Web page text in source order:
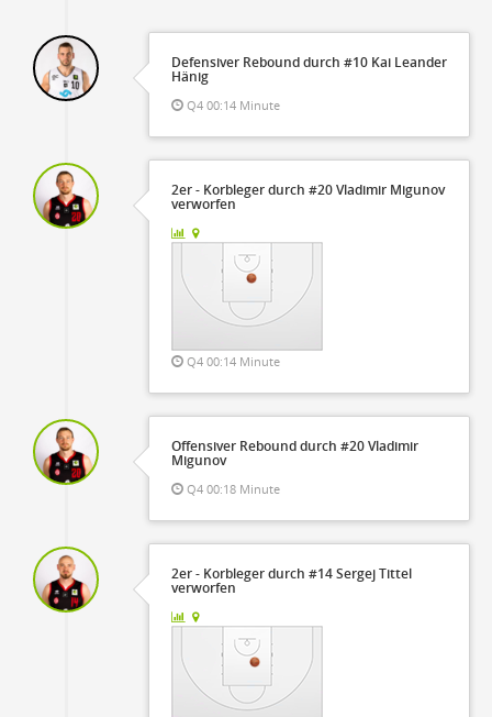
Defensiver Rebound durch #10 Kai Leander
Hänig
Q4 00:14 Minute
2er - Korbleger durch #20 Vladimir Migunov
verworfen
Q4 00:14 Minute
Offensiver Rebound durch #20 Vladimir
Migunov
Q4 00:18 Minute
2er - Korbleger durch #14 Sergej Tittel
verworfen